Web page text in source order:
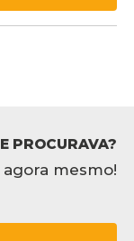
PROCURAVA?
mesmo!